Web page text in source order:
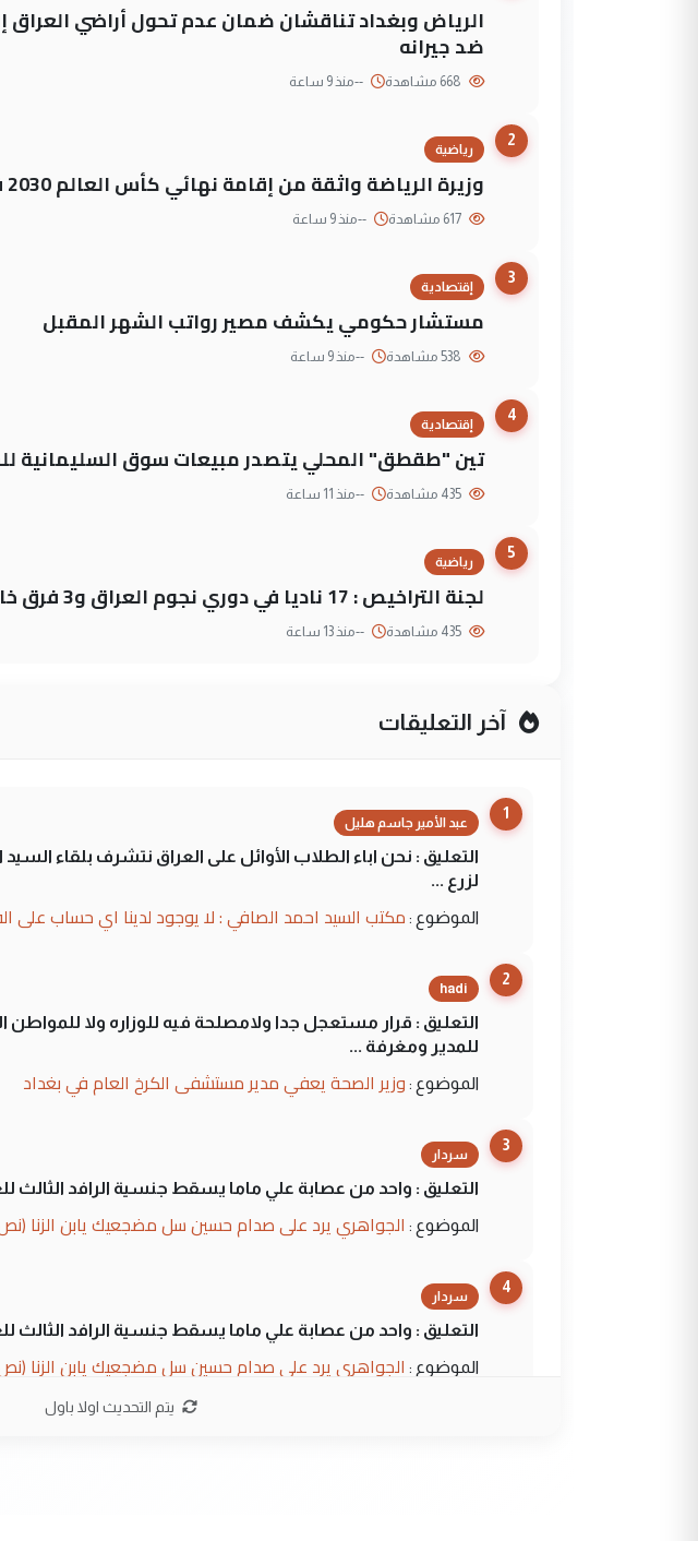
الرياض وبغداد تناقشان ضمان عدم تحول أراضي العراق
ضد جيرانه
--منذ 9 ساعة
2
رياضية
وزيرة الرياضة واثقة من إقامة نهائي كأس العالم 2030 في إسبانيا
--منذ 9 ساعة
3
إقتصادية
مستشار حكومي يكشف مصير رواتب الشهر المقبل
--منذ 9 ساعة
4
إقتصادية
تين "طقطق" المحلي يتصدر مبيعات سوق السليمانية
--منذ 11 ساعة
5
رياضية
لجنة التراخيص : 17 ناديا في دوري نجوم العراق و3 فرق خارج الضوابط
--منذ 13 ساعة
آخر التعليقات
1
عبد الأمير جاسم هليل
التعليق : نحن اباء الطلاب الأوائل على العراق نتشرف بلقاء
لزرع ...
الموضوع : مكتب السيد احمد الصافي : لا يوجود لدينا اي حساب على
2
hadi
التعليق : قرار مستعجل جدا ولامصلحة فيه للوزاره ولا للمواطن
للمدير ومغرفة ...
الموضوع : وزير الصحة يعفي مدير مستشفى الكرخ العام في بغداد
3
سردار
التعليق : واحد من عصابة علي ماما يسقط جنسية الرافد الثالث
الموضوع : الجواهري يرد على صدام حسين سل مضجعيك يابن الزنا
4
سردار
التعليق : واحد من عصابة علي ماما يسقط جنسية الرافد الثالث
الموضوع : الجواهري يرد على صدام حسين سل مضجعيك يابن الزنا
يتم التحديث اولا باول